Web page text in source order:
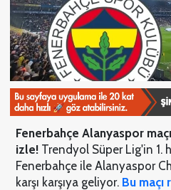
Fenerbahçe Alanyaspor
izle! Trendyol Süper Lig'in 1.
Fenerbahçe ile Alanyaspor
karşı karşıya geliyor. Bu maçı